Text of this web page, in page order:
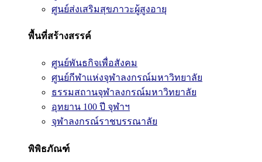
ศูนย์ส่งเสริมสุขภาวะผู้สูงอายุ
พื้นที่สร้างสรรค์
ศูนย์พันธกิจเพื่อสังคม
ศูนย์กีฬาแห่งจุฬาลงกรณ์มหาวิทยาลัย
ธรรมสถานจุฬาลงกรณ์มหาวิทยาลัย
อุทยาน 100 ปี จุฬาฯ
จุฬาลงกรณ์ราชบรรณาลัย
พิพิธภัณฑ์